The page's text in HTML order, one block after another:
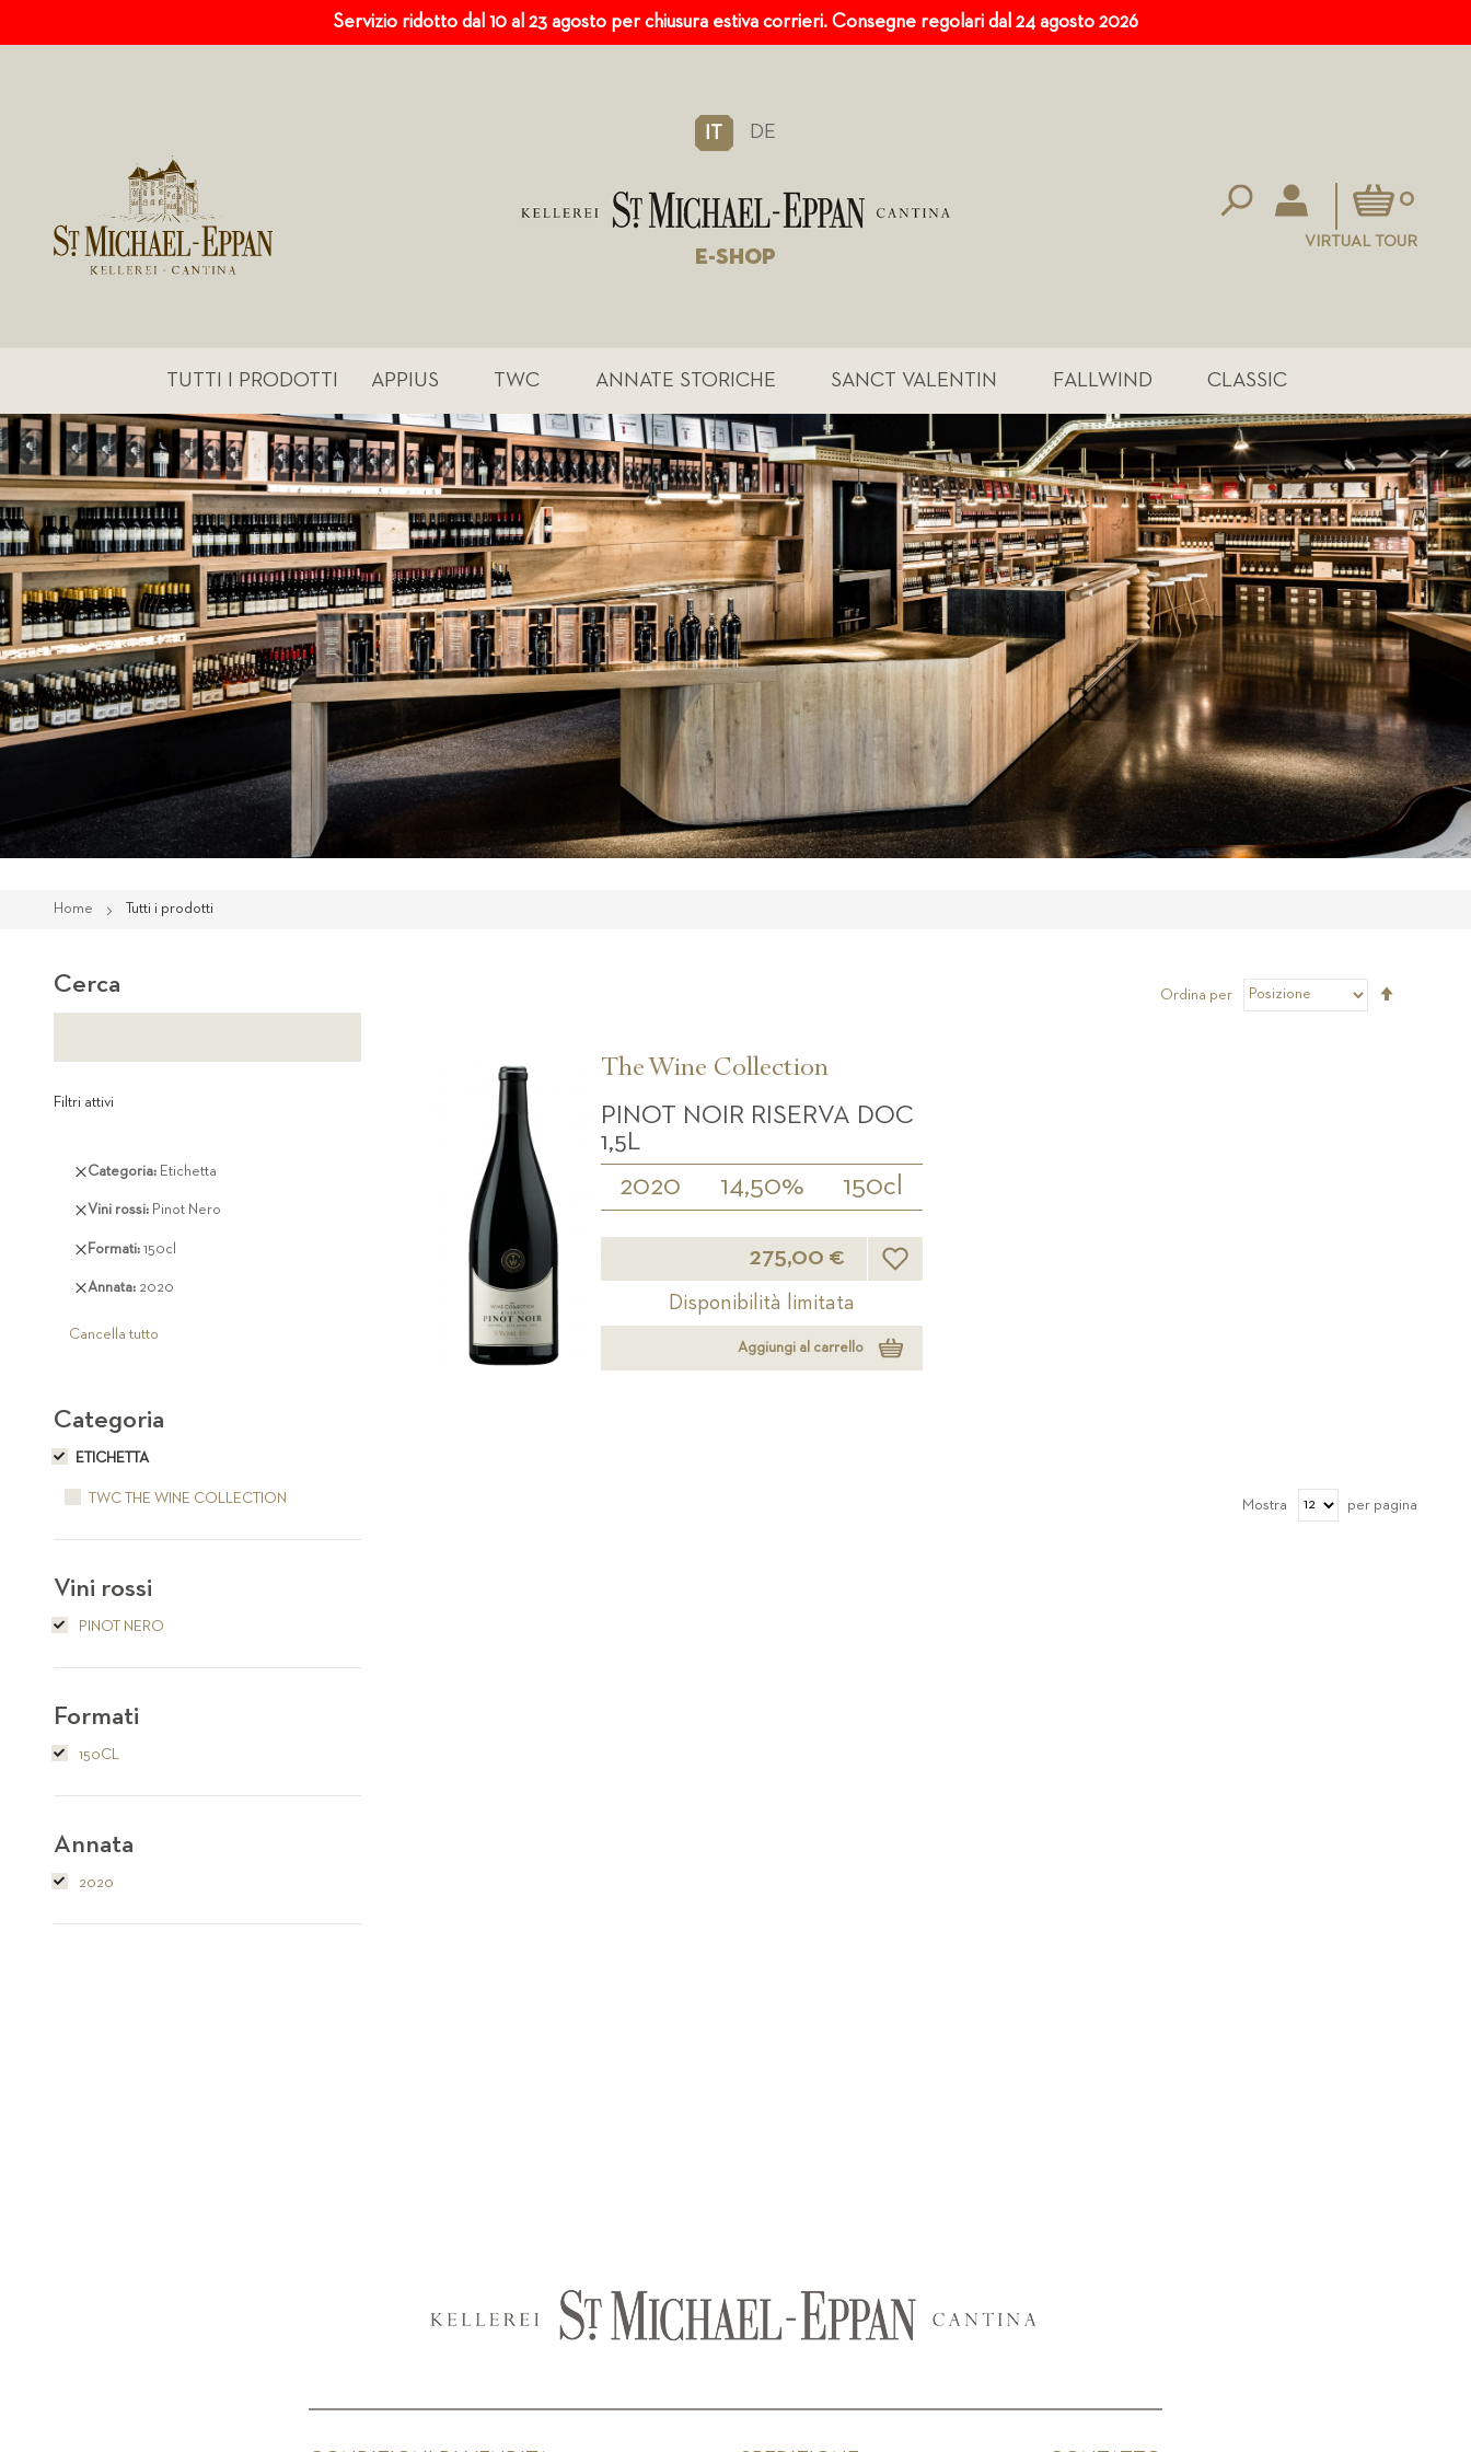
Servizio ridotto dal 10 al 23 agosto per chiusura estiva corrieri. Consegne regolari dal 24 agosto 2026
IT DE
E-SHOP
Carrello0
VIRTUAL TOUR
TUTTI I PRODOTTI APPIUS TWC ANNATE STORICHE SANCT VALENTIN FALLWIND CLASSIC
Home Tutti i prodotti
Ordina per
The Wine Collection
PINOT NOIR RISERVA DOC
1,5L
2020 14,50% 150cl
275,00 €
Disponibilità limitata
Aggiungi al carrello
Mostra per pagina
Cerca
Filtri attivi
Categoria Etichetta
Rimuovi
articolo
Vini rossi Pinot Nero
Rimuovi
articolo
Formati 150cl
Rimuovi
articolo
Annata 2020
Rimuovi
articolo
Cancella tutto
Categoria
ETICHETTA
TWC THE WINE COLLECTION
Vini rossi
PINOT NERO
Formati
150CL
Annata
2020